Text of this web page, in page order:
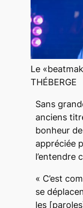
Le
THÉBERGE
Sans
anciens
bonheur
appréciée
l’entendre
« C’est
se
les